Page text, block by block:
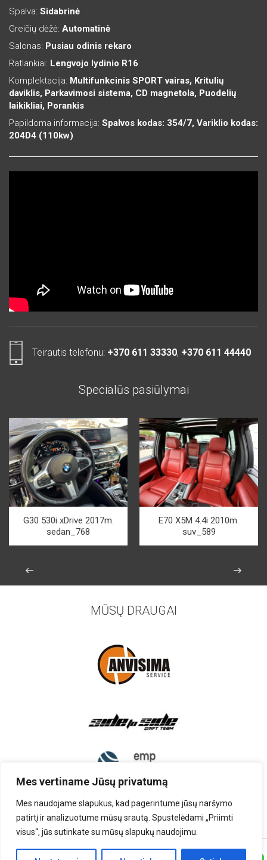
Mes vertiname Jūsų privatumą
Mes naudojame slapukus, kad pagerintume jūsų naršymo
patirtį ir analizuotume mūsų srautą. Spustelėdami „Priimti
visus“, jūs sutinkate su mūsų slapukų naudojimu.
Spalva: Sidabrinė
Greičių dėžė: Automatinė
Salonas: Pusiau odinis rekaro
Ratlankiai: Lengvojo lydinio R16
Komplektacija: Multifunkcinis SPORT vairas, Kritulių
daviklis, Parkavimosi sistema, CD magnetola, Puodelių
laikikliai, Porankis
Papildoma informacija: Spalvos kodas: 354/7, Variklio kodas:
204D4 (110kw)
Teirautis telefonu: +370 611 33330, +370 611 44440
Specialūs pasiūlymai
G30 530i xDrive 2017m.
sedan_768
E70 X5M 4.4i 2010m.
suv_589
MŪSŲ DRAUGAI